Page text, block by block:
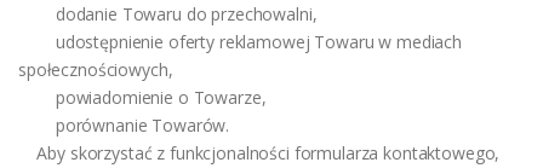
dodanie Towaru do przechowalni,
udostępnienie oferty reklamowej Towaru w mediach
społecznościowych,
powiadomienie o Towarze,
porównanie Towarów.
Aby skorzystać z funkcjonalności formularza kontaktowego,